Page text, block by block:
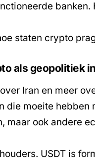
staten crypto
als geopolitiek
Iran en meer
die moeite
maar ook andere
USDT is